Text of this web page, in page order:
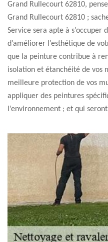
Grand Rullecourt 62810,
Grand Rullecourt 62810 ;
Service sera apte à s’occuper
d’améliorer l’esthétique de
que la peinture contribue à
isolation et étanchéité de vos
meilleure protection de vos
appliquer des peintures
l’environnement ; et qui